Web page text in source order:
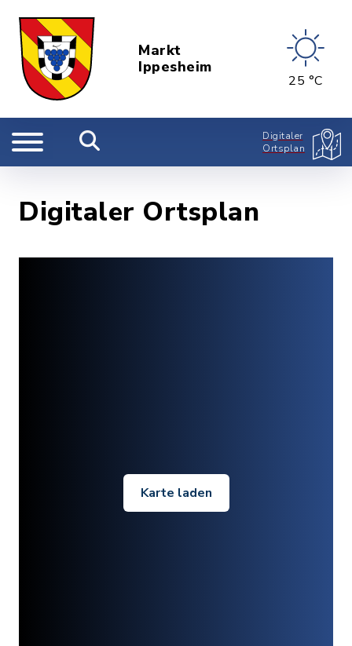
Markt
Ippesheim
25 °C
Digitaler
Ortsplan
Digitaler Ortsplan
Karte laden